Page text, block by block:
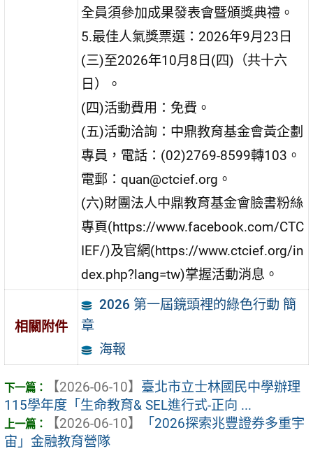
全員須參加成果發表會暨頒獎典禮。
5.最佳人氣獎票選：2026年9月23日
(三)至2026年10月8日(四)（共十六
日）。
(四)活動費用：免費。
(五)活動洽詢：中鼎教育基金會黃企劃
專員，電話：(02)2769-8599轉103。
電郵：quan@ctcief.org。
(六)財團法人中鼎教育基金會臉書粉絲
專頁(https://www.facebook.com/CTC
IEF/)及官網(https://www.ctcief.org/in
dex.php?lang=tw)掌握活動消息。
相關附件
2026 第一屆鏡頭裡的綠色行動 簡
章
海報
【2026-06-10】 臺北市立士林國民中學辦理
115學年度「生命教育& SEL進行式-正向 ...
【2026-06-10】
「2026探索兆豐證券多重宇
宙」金融教育營隊